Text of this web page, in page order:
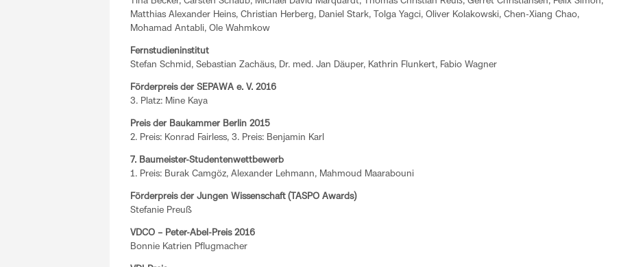
Matthias Alexander Heins, Christian Herberg, Daniel Stark, Tolga Yagci, Oliver Kolakowski, Chen-Xiang Chao,
Mohamad Antabli, Ole Wahmkow
Fernstudieninstitut
Stefan Schmid, Sebastian Zachäus, Dr. med. Jan Däuper, Kathrin Flunkert, Fabio Wagner
Förderpreis der SEPAWA e. V. 2016
3. Platz: Mine Kaya
Preis der Baukammer Berlin 2015
2. Preis: Konrad Fairless, 3. Preis: Benjamin Karl
7. Baumeister-Studentenwettbewerb
1. Preis: Burak Camgöz, Alexander Lehmann, Mahmoud Maarabouni
Förderpreis der Jungen Wissenschaft (TASPO Awards)
Stefanie Preuß
VDCO – Peter-Abel-Preis 2016
Bonnie Katrien Pflugmacher